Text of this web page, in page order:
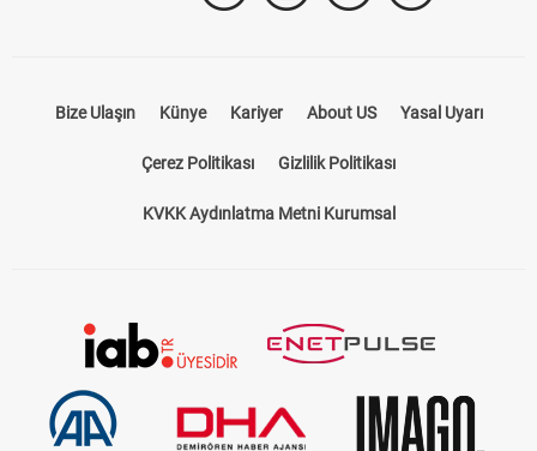
Bize Ulaşın Künye Kariyer About US Yasal Uyarı
Çerez Politikası Gizlilik Politikası
KVKK Aydınlatma Metni Kurumsal